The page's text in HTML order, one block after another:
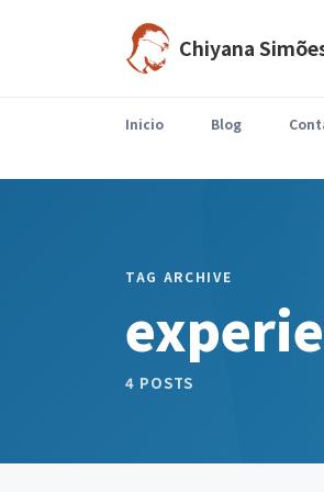
Chiyana
Inicio Blog
TAG ARCHIVE
4 POSTS